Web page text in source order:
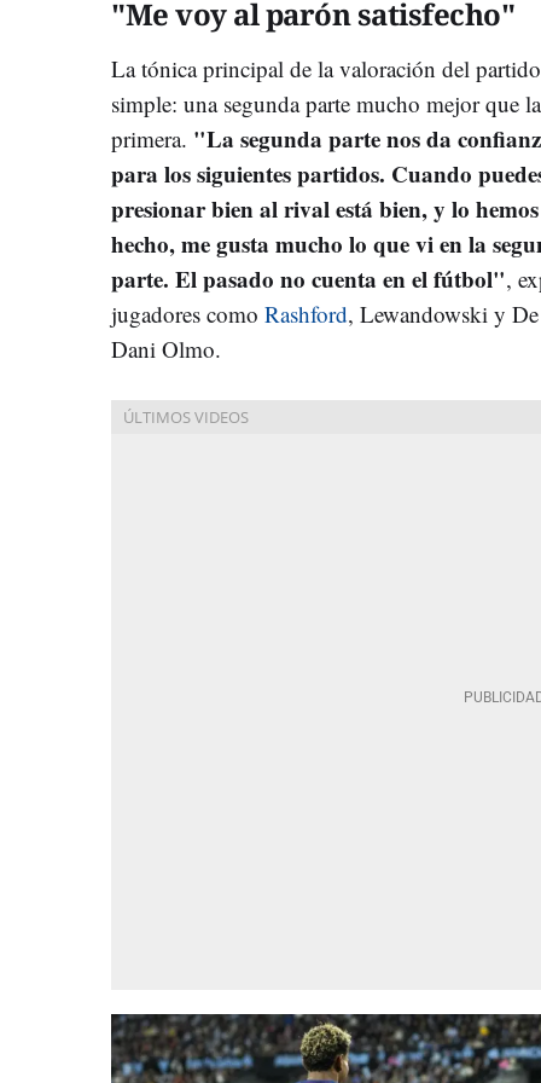
"Me voy al parón satisfecho"
La tónica principal de la valoración del
simple: una segunda parte mucho mejor que la
primera. "La segunda parte nos da
para los siguientes partidos. Cuando
presionar bien al rival está bien, y lo hemos
hecho, me gusta mucho lo que vi en la
parte. El pasado no cuenta en el fútbol",
jugadores como Rashford, Lewandowski y
Dani Olmo.